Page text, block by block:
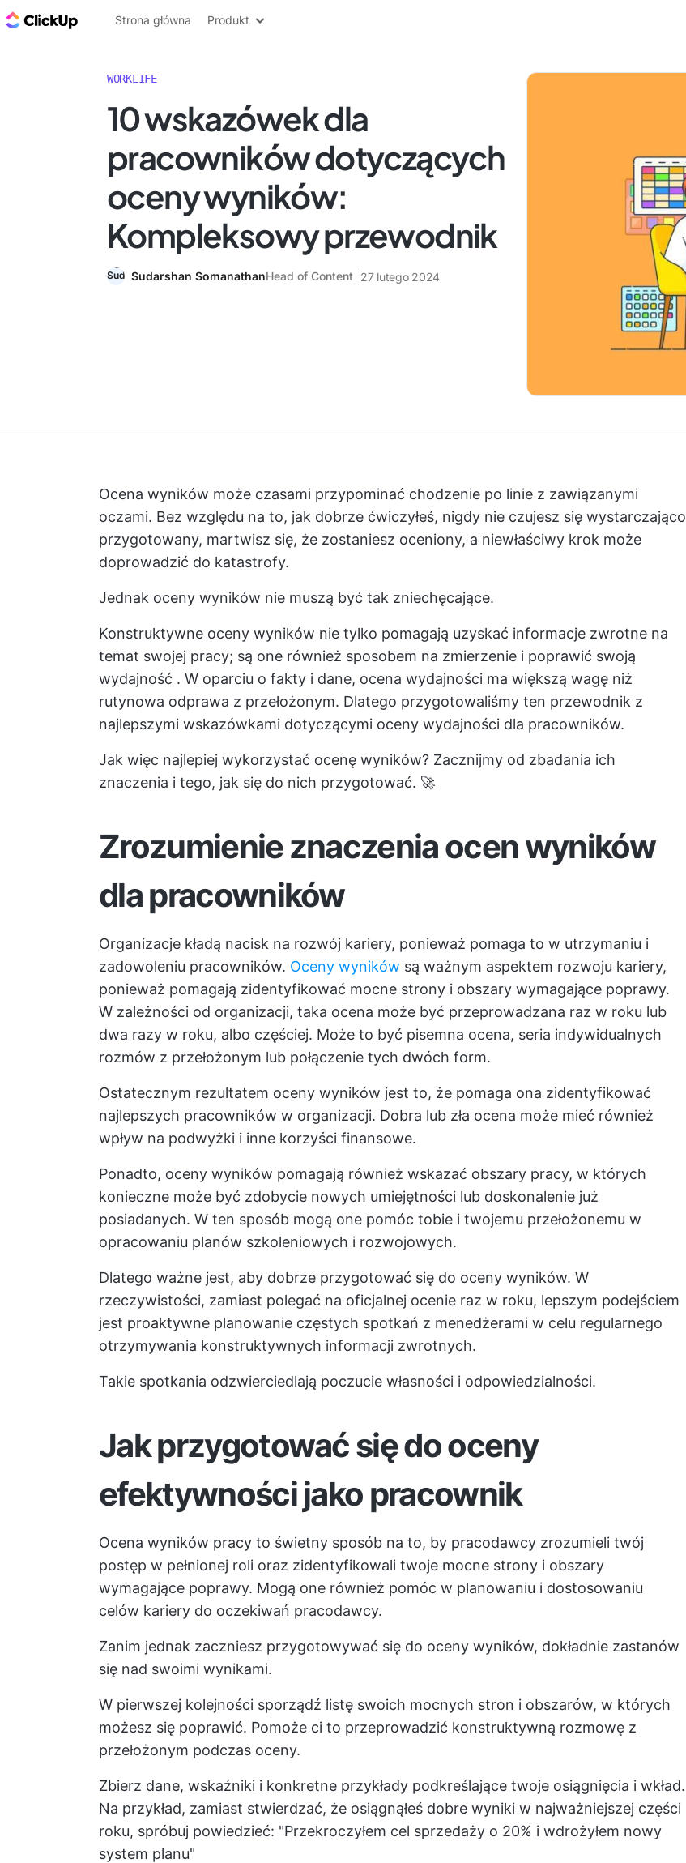
ClickUp Blog
Strona główna Produkt
WORKLIFE
10 wskazówek dla
pracowników dotyczących
oceny wyników:
Kompleksowy przewodnik
Sudarshan SomanathanHead of Content 27 lutego 2024
Ocena wyników może czasami przypominać chodzenie po linie z zawiązanymi
oczami. Bez względu na to, jak dobrze ćwiczyłeś, nigdy nie czujesz się wystarczająco
przygotowany, martwisz się, że zostaniesz oceniony, a niewłaściwy krok może
doprowadzić do katastrofy.
Jednak oceny wyników nie muszą być tak zniechęcające.
Konstruktywne oceny wyników nie tylko pomagają uzyskać informacje zwrotne na
temat swojej pracy; są one również sposobem na zmierzenie i poprawić swoją
wydajność . W oparciu o fakty i dane, ocena wydajności ma większą wagę niż
rutynowa odprawa z przełożonym. Dlatego przygotowaliśmy ten przewodnik z
najlepszymi wskazówkami dotyczącymi oceny wydajności dla pracowników.
Jak więc najlepiej wykorzystać ocenę wyników? Zacznijmy od zbadania ich
znaczenia i tego, jak się do nich przygotować. 🚀
Zrozumienie znaczenia ocen wyników
dla pracowników
Organizacje kładą nacisk na rozwój kariery, ponieważ pomaga to w utrzymaniu i
zadowoleniu pracowników. Oceny wyników są ważnym aspektem rozwoju kariery,
ponieważ pomagają zidentyfikować mocne strony i obszary wymagające poprawy.
W zależności od organizacji, taka ocena może być przeprowadzana raz w roku lub
dwa razy w roku, albo częściej. Może to być pisemna ocena, seria indywidualnych
rozmów z przełożonym lub połączenie tych dwóch form.
Ostatecznym rezultatem oceny wyników jest to, że pomaga ona zidentyfikować
najlepszych pracowników w organizacji. Dobra lub zła ocena może mieć również
wpływ na podwyżki i inne korzyści finansowe.
Ponadto, oceny wyników pomagają również wskazać obszary pracy, w których
konieczne może być zdobycie nowych umiejętności lub doskonalenie już
posiadanych. W ten sposób mogą one pomóc tobie i twojemu przełożonemu w
opracowaniu planów szkoleniowych i rozwojowych.
Dlatego ważne jest, aby dobrze przygotować się do oceny wyników. W
rzeczywistości, zamiast polegać na oficjalnej ocenie raz w roku, lepszym podejściem
jest proaktywne planowanie częstych spotkań z menedżerami w celu regularnego
otrzymywania konstruktywnych informacji zwrotnych.
Takie spotkania odzwierciedlają poczucie własności i odpowiedzialności.
Jak przygotować się do oceny
efektywności jako pracownik
Ocena wyników pracy to świetny sposób na to, by pracodawcy zrozumieli twój
postęp w pełnionej roli oraz zidentyfikowali twoje mocne strony i obszary
wymagające poprawy. Mogą one również pomóc w planowaniu i dostosowaniu
celów kariery do oczekiwań pracodawcy.
Zanim jednak zaczniesz przygotowywać się do oceny wyników, dokładnie zastanów
się nad swoimi wynikami.
W pierwszej kolejności sporządź listę swoich mocnych stron i obszarów, w których
możesz się poprawić. Pomoże ci to przeprowadzić konstruktywną rozmowę z
przełożonym podczas oceny.
Zbierz dane, wskaźniki i konkretne przykłady podkreślające twoje osiągnięcia i wkład.
Na przykład, zamiast stwierdzać, że osiągnąłeś dobre wyniki w najważniejszej części
roku, spróbuj powiedzieć: "Przekroczyłem cel sprzedaży o 20% i wdrożyłem nowy
system planu"